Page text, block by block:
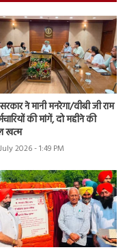
ने मानी मनरेगा/वीबी जी राम
की मांगें, दो महीने की
खत्म
2026 - 1:49 PM